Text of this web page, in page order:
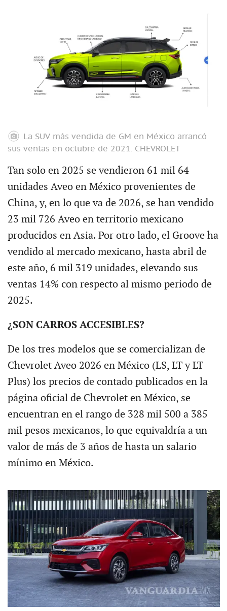
La SUV más vendida de GM en México arrancó
sus ventas en octubre de 2021. CHEVROLET
Tan solo en 2025 se vendieron 61 mil 64
unidades Aveo en México provenientes de
China, y, en lo que va de 2026, se han vendido
23 mil 726 Aveo en territorio mexicano
producidos en Asia. Por otro lado, el Groove ha
vendido al mercado mexicano, hasta abril de
este año, 6 mil 319 unidades, elevando sus
ventas 14% con respecto al mismo periodo de
2025.
¿SON CARROS ACCESIBLES?
De los tres modelos que se comercializan de
Chevrolet Aveo 2026 en México (LS, LT y LT
Plus) los precios de contado publicados en la
página oficial de Chevrolet en México, se
encuentran en el rango de 328 mil 500 a 385
mil pesos mexicanos, lo que equivaldría a un
valor de más de 3 años de hasta un salario
mínimo en México.